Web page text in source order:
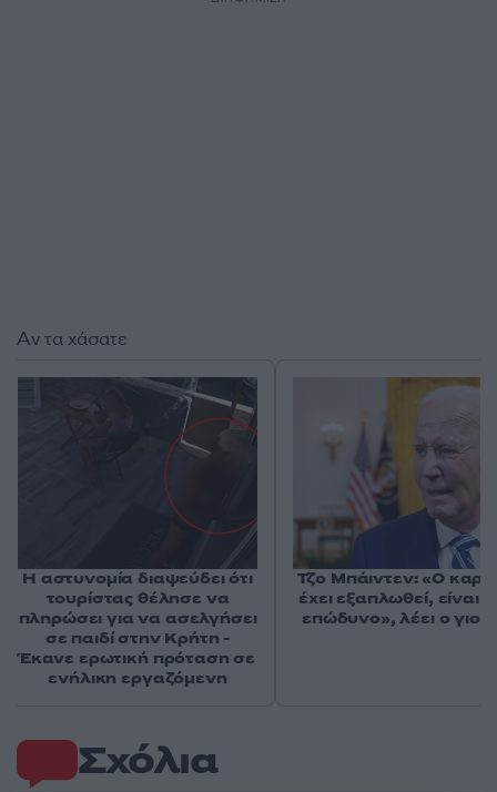
Σχόλια
Αν τα χάσατε
Η αστυνομία διαψεύδει ότι
τουρίστας θέλησε να
πληρώσει για να ασελγήσει
σε παιδί στην Κρήτη -
Έκανε ερωτική πρόταση σε
ενήλικη εργαζόμενη
Τζο Μπάιντεν: «Ο
έχει εξαπλωθεί, είναι
επώδυνο», λέει ο γιος